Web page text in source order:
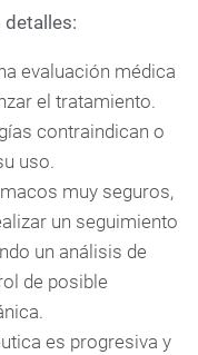
detalles:
evaluación médica
el tratamiento.
contraindican o
uso.
muy seguros,
un seguimiento
un análisis de
de posible
es progresiva y